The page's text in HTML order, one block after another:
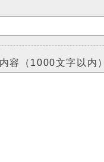
容（1000文字以内）